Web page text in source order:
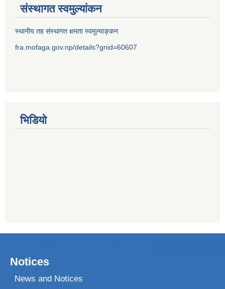
संस्थागत स्वमुल्यांकन
स्थानीय तह संस्थागत क्षमता स्वमूल्याङ्कन
fra.mofaga.gov.np/details?gnid=60607
भिडियो
Notices
News and Notices